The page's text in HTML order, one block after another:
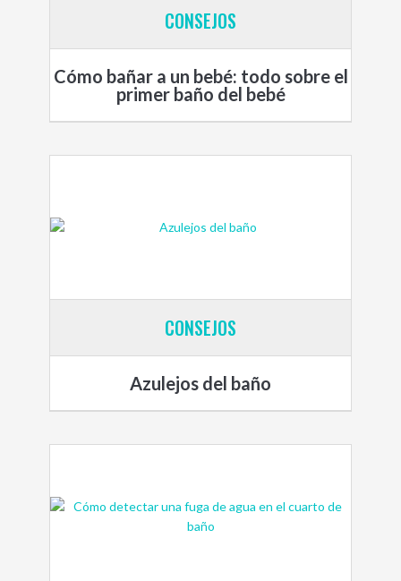
CONSEJOS
Cómo bañar a un bebé: todo sobre el
primer baño del bebé
CONSEJOS
Azulejos del baño